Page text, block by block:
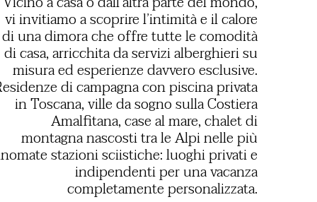
vi invitiamo a scoprire l’intimità e il calore
di una dimora che offre tutte le comodità
di casa, arricchita da servizi alberghieri su
misura ed esperienze davvero esclusive.
di campagna con piscina privata
in Toscana, ville da sogno sulla Costiera
Amalfitana, case al mare, chalet di
montagna nascosti tra le Alpi nelle più
stazioni sciistiche: luoghi privati e
indipendenti per una vacanza
completamente personalizzata.